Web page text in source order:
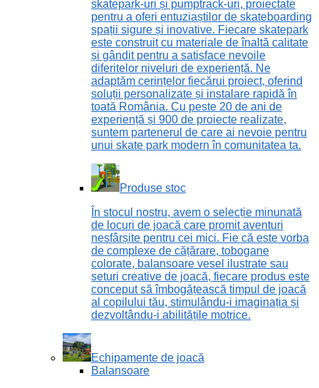
skatepark-uri și pumptrack-uri, proiectate
pentru a oferi entuziaștilor de skateboarding
spații sigure și inovative. Fiecare skatepark
este construit cu materiale de înaltă calitate
și gândit pentru a satisface nevoile
diferitelor niveluri de experiență. Ne
adaptăm cerințelor fiecărui proiect, oferind
soluții personalizate și instalare rapidă în
toată România. Cu peste 20 de ani de
experiență și 900 de proiecte realizate,
suntem partenerul de care ai nevoie pentru
unui skate park modern în comunitatea ta.
Produse stoc
În stocul nostru, avem o selecție minunată
de locuri de joacă care promit aventuri
nesfârșite pentru cei mici. Fie că este vorba
de complexe de cățărare, tobogane
colorate, balansoare vesel ilustrate sau
seturi creative de joacă, fiecare produs este
conceput să îmbogățească timpul de joacă
al copilului tău, stimulându-i imaginația și
dezvoltându-i abilitățile motrice.
Echipamente de joacă
Balansoare